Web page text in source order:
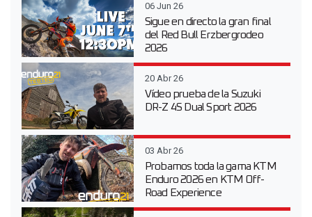
06 Jun 26
Sigue en directo la gran final
del Red Bull Erzbergrodeo
2026
20 Abr 26
Vídeo prueba de la Suzuki
DR-Z 4S Dual Sport 2026
03 Abr 26
Probamos toda la gama KTM
Enduro 2026 en KTM Off-
Road Experience